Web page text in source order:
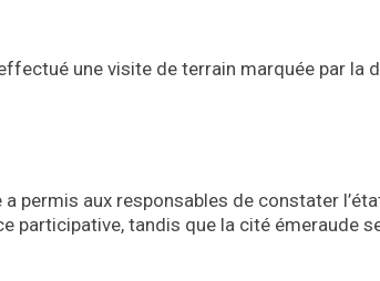
une visite de terrain marquée par
permis aux responsables de constater
participative, tandis que la cité émeraude